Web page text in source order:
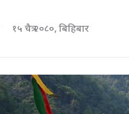
१५ चैत्र २०८०, बिहिबार